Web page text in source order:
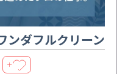
ンダフルクリーン
＋